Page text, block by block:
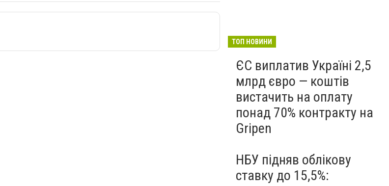
ТОП НОВИНИ
ЄС виплатив Україні 2,5
млрд євро — коштів
вистачить на оплату
понад 70% контракту на
Gripen
НБУ підняв облікову
ставку до 15,5%: